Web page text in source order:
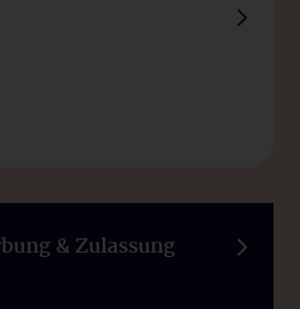
& Zulassung